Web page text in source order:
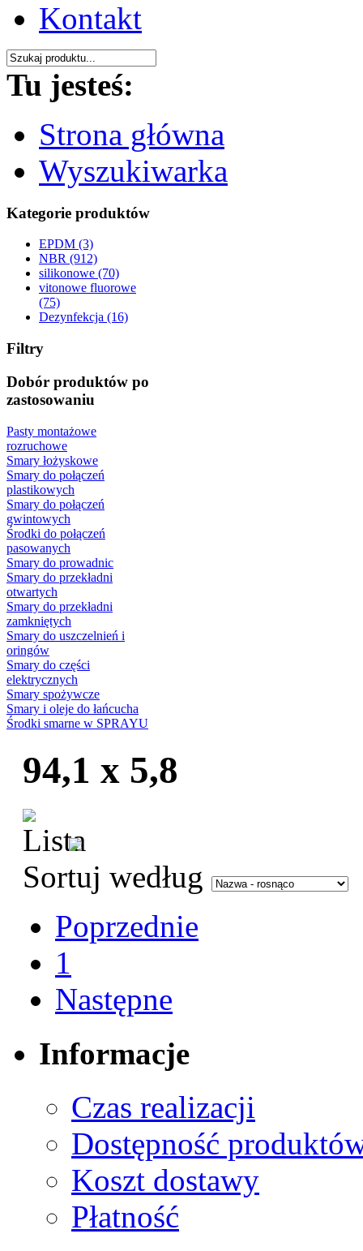
Kontakt
Tu jesteś:
Strona główna
Wyszukiwarka
Kategorie produktów
EPDM (3)
NBR (912)
silikonowe (70)
vitonowe fluorowe
(75)
Dezynfekcja (16)
Filtry
Dobór produktów po
zastosowaniu
Pasty montażowe
rozruchowe
Smary łożyskowe
Smary do połączeń
plastikowych
Smary do połączeń
gwintowych
Środki do połączeń
pasowanych
Smary do prowadnic
Smary do przekładni
otwartych
Smary do przekładni
zamkniętych
Smary do uszczelnień i
oringów
Smary do części
elektrycznych
Smary spożywcze
Smary i oleje do łańcucha
Środki smarne w SPRAYU
94,1 x 5,8
Sortuj według
Poprzednie
1
Następne
Informacje
Czas realizacji
Dostępność
Koszt dostawy
Płatność